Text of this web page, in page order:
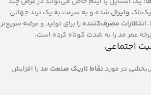
وایرال شده و به سرعت به یک ترند جهانی
انتظارات مصرف‌کننده را برای تولید و عرضه سریع‌تر
اجتماعی
در موردنقاط تاریک صنعت مدرا افزایش